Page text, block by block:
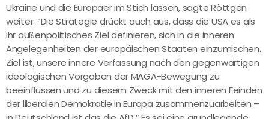
Ukraine und die Europäer im Stich lassen, sagte Röttgen
weiter. “Die Strategie drückt auch aus, dass die USA es als
ihr außenpolitisches Ziel definieren, sich in die inneren
Angelegenheiten der europäischen Staaten einzumischen.
Ziel ist, unsere innere Verfassung nach den gegenwärtigen
ideologischen Vorgaben der MAGA-Bewegung zu
beeinflussen und zu diesem Zweck mit den inneren Feinden
der liberalen Demokratie in Europa zusammenzuarbeiten –